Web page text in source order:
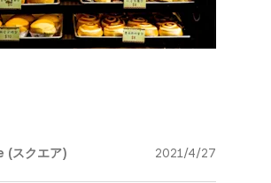
(スクエア) 2021/4/27